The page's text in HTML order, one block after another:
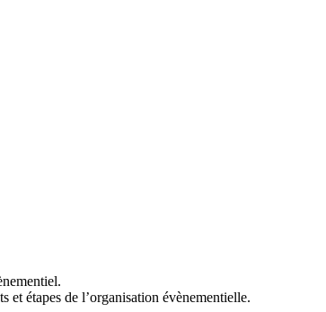
et étapes de l’organisation évènementielle.